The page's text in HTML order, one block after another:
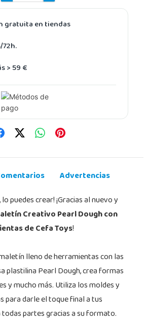
gratuita en tiendas
> 59 €
Advertencias
puedes crear! ¡Gracias al nuevo y
Creativo Pearl Dough con
de Cefa Toys!
lleno de herramientas con las
plastilina Pearl Dough, crea formas
y mucho más. Utiliza los moldes y
para darle el toque final a tus
partes gracias a su formato.